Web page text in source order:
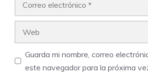
Guarda mi nombre, correo
este navegador para la próxima